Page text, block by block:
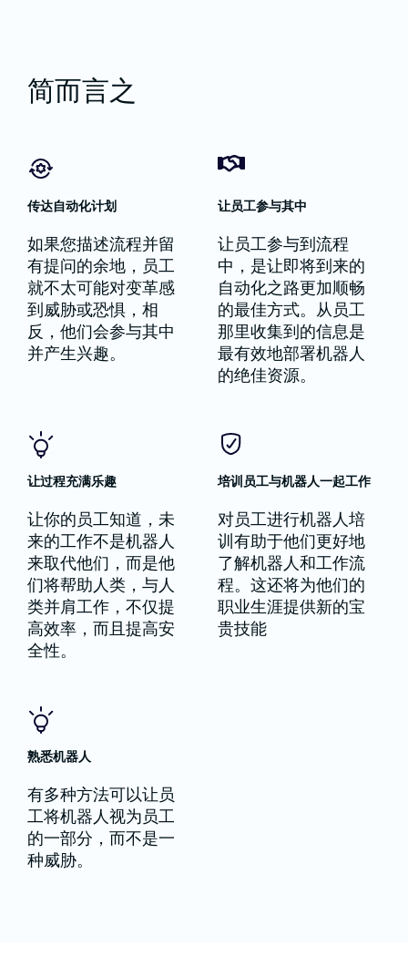
简而言之
传达自动化计划
如果您描述流程并留
有提问的余地，员工
就不太可能对变革感
到威胁或恐惧，相
反，他们会参与其中
并产生兴趣。
让员工参与其中
让员工参与到流程
中，是让即将到来的
自动化之路更加顺畅
的最佳方式。从员工
那里收集到的信息是
最有效地部署机器人
的绝佳资源。
让过程充满乐趣
让你的员工知道，未
来的工作不是机器人
来取代他们，而是他
们将帮助人类，与人
类并肩工作，不仅提
高效率，而且提高安
全性。
培训员工与机器人一起工作
对员工进行机器人培
训有助于他们更好地
了解机器人和工作流
程。这还将为他们的
职业生涯提供新的宝
贵技能
熟悉机器人
有多种方法可以让员
工将机器人视为员工
的一部分，而不是一
种威胁。